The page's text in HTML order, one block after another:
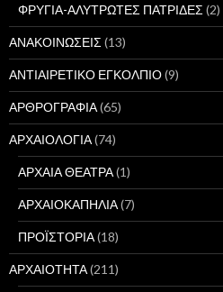
ΦΡΥΓΙΑ-ΑΛΥΤΡΩΤΕΣ ΠΑΤΡΙΔΕΣ (2)
ΑΝΑΚΟΙΝΩΣΕΙΣ (13)
ΑΝΤΙΑΙΡΕΤΙΚΟ ΕΓΚΟΛΠΙΟ(9)
ΑΡΘΡΟΓΡΑΦΙΑ(65)
ΑΡΧΑΙΟΛΟΓΙΑ(74)
ΑΡΧΑΙΑ ΘΕΑΤΡΑ(1)
ΑΡΧΑΙΟΚΑΠΗΛΙΑ(7)
ΠΡΟΪΣΤΟΡΙΑ(18)
ΑΡΧΑΙΟΤΗΤΑ(211)